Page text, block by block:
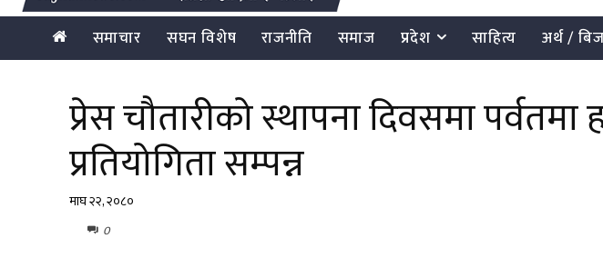
समाचार सघन विशेष राजनीति समाज प्रदेश साहित्य अर्थ /
प्रेस चौतारीको स्थापना दिवसमा
प्रतियोगिता सम्पन्न
माघ २२, २०८०
0